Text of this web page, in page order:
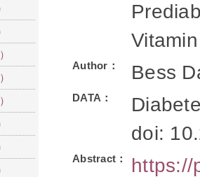
Author： Bess
DATA：
doi:
Abstract： https://